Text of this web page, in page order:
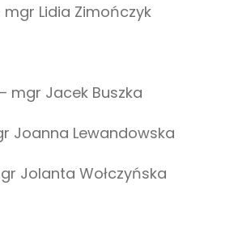
mgr Lidia Zimończyk
mgr Jacek Buszka
Joanna Lewandowska
Jolanta Wołczyńska